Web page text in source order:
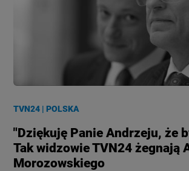
TVN24 |POLSKA
"Dziękuję Panie Andrzeju, że
Tak widzowie TVN24 żegnają
Morozowskiego